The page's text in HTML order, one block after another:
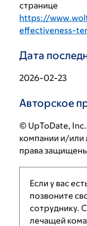
странице
https://
effectiveness-
Дата
2026-02-23
Авторское
© UpToDate,
компании и/или
права
Если у вас
позвоните
сотруднику.
лечащей